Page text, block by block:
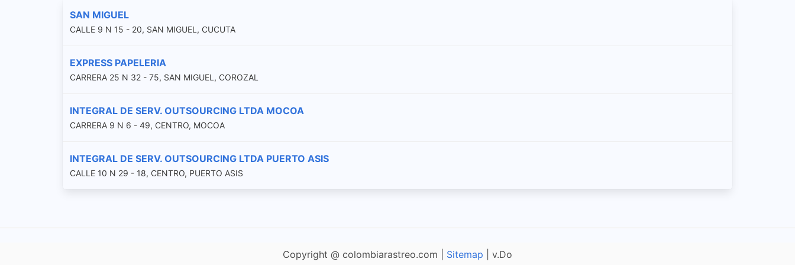
SAN MIGUEL
CALLE 9 N 15 - 20, SAN MIGUEL, CUCUTA
EXPRESS PAPELERIA
CARRERA 25 N 32 - 75, SAN MIGUEL, COROZAL
INTEGRAL DE SERV. OUTSOURCING LTDA MOCOA
CARRERA 9 N 6 - 49, CENTRO, MOCOA
INTEGRAL DE SERV. OUTSOURCING LTDA PUERTO ASIS
CALLE 10 N 29 - 18, CENTRO, PUERTO ASIS
Copyright @ colombiarastreo.com | Sitemap | v.Do